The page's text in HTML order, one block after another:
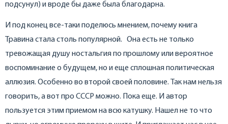
подсунул) и вроде бы даже была благодарна.
И под конец все-таки поделюсь мнением, почему книга
Травина стала столь популярной. Она есть не только
тревожащая душу ностальгия по прошлому или вероятное
воспоминание о будущем, но и еще сплошная политическая
аллюзия. Особенно во второй своей половине. Так нам нельзя
говорить, а вот про СССР можно. Пока еще. И автор
пользуется этим приемом на всю катушку. Нашел не то что